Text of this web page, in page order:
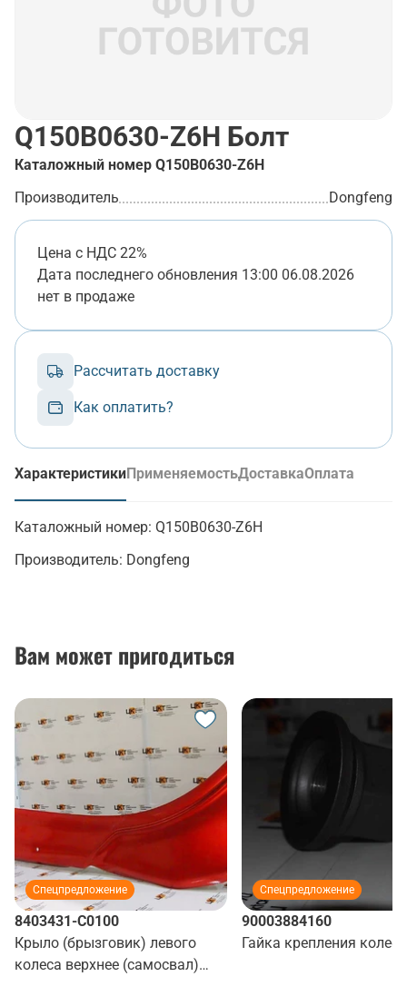
Q150B0630-Z6H Болт
Каталожный номер Q150B0630-Z6H
Производитель
Dongfeng
Цена с НДС 22%
Дата последнего обновления 13:00 06.08.2026
нет в продаже
Рассчитать доставку
Как оплатить?
Характеристики
(активная вкладка)
ПрименяемостьДоставкаОплата
Каталожный номер: Q150B0630-Z6H
Производитель: Dongfeng
Вам может пригодиться
Спецпредложение
8403431-C0100
Крыло (брызговик) левого
колеса верхнее (самосвал)
Спецпредложение
90003884160
Гайка крепления